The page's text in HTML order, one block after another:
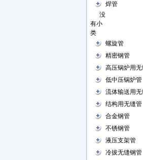
焊管
没
有小
类
螺旋管
精密钢管
高压锅炉用
低中压锅炉管
流体输送用
结构用无缝管
合金钢管
不锈钢管
液压支架管
冷拔无缝钢管